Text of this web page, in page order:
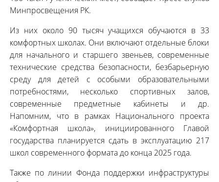
Минпросвещения РК.
Из них около 90 тысяч учащихся обучаются в 33
комфортных школах. Они включают отдельные блоки
для начального и старшего звеньев, современные
технические средства безопасности, безбарьерную
среду для детей с особыми образовательными
потребностями, несколько спортивных залов,
современные предметные кабинеты и др.
Напомним, что в рамках Национального проекта
«Комфортная школа», инициированного Главой
государства планируется сдать в эксплуатацию 217
школ современного формата до конца 2025 года.
Также по линии Фонда поддержки инфраструктуры